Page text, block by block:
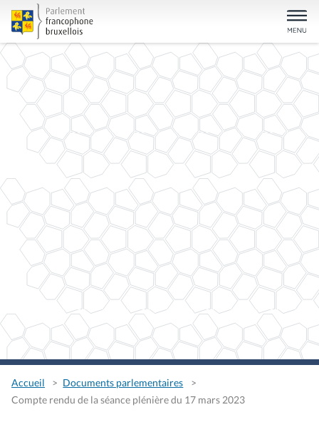
Accueil
Documents parlementaires
Compte rendu de la séance plénière du 17 mars 2023